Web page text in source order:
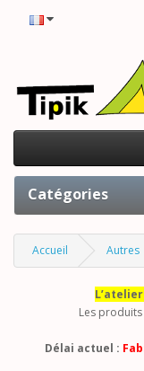
Catégories
Accueil Autres
Les produits
Délai actuel :